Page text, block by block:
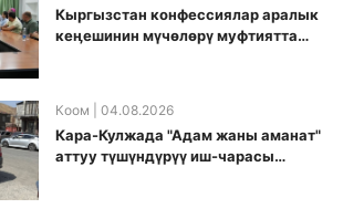
Кыргызстан конфессиялар аралык
кеӊешинин мүчөлөрү муфтиятта
Коом | 04.08.2026
Кара-Кулжада "Адам жаны аманат"
аттуу түшүндүрүү иш-чарасы